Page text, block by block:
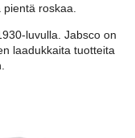
roskaa.
luvulla. Jabsco on
laadukkaita tuotteita